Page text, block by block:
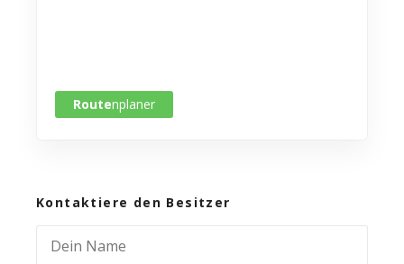
Routenplaner
Kontaktiere den Besitzer